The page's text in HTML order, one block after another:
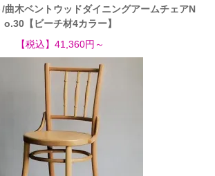
曲木ベントウッドダイニングアームチェアN
o.30【ビーチ材4カラー】
【税込】41,360円～